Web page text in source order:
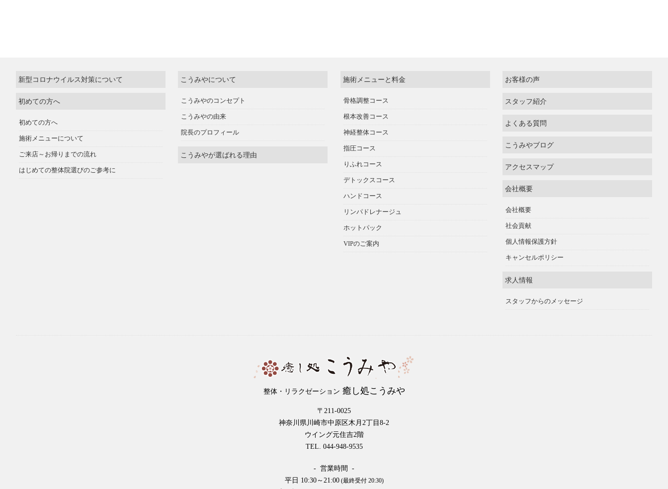
新型コロナウイルス対策について
初めての方へ
初めての方へ
施術メニューについて
ご来店～お帰りまでの流れ
はじめての整体院選びのご参考に
こうみやについて
こうみやのコンセプト
こうみやの由来
院長のプロフィール
こうみやが選ばれる理由
施術メニューと料金
骨格調整コース
根本改善コース
神経整体コース
指圧コース
りふれコース
デトックスコース
ハンドコース
リンパドレナージュ
ホットパック
VIPのご案内
お客様の声
スタッフ紹介
よくある質問
こうみやブログ
アクセスマップ
会社概要
会社概要
社会貢献
個人情報保護方針
キャンセルポリシー
求人情報
スタッフからのメッセージ
整体・リラクゼーション 癒し処こうみや
〒211-0025
神奈川県川崎市中原区木月2丁目8-2
ウイング元住吉2階
TEL. 044-948-9535
- 営業時間 -
平日 10:30～21:00(最終受付 20:30)